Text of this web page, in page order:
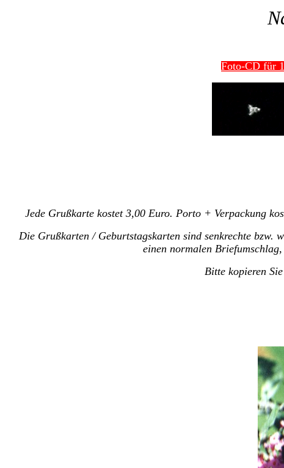
Foto-CD für
Jede Grußkarte kostet 3,00 Euro. Porto + Verpackung
Die Grußkarten / Geburtstagskarten sind senkrechte bzw.
einen normalen
Bitte kopieren